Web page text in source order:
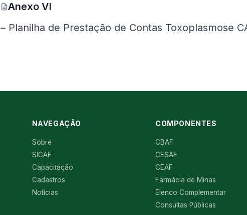
Anexo VI
(Google Drive, abre em nova aba)
– Planilha de Prestação de Contas Toxoplasmose
NAVEGAÇÃO
Sobre
SIGAF
Capacitação
Cadastros
Notícias
COMPONENTES
CBAF
CESAF
CEAF
Farmácia de Minas
Elenco Complementar
Consultas Públicas